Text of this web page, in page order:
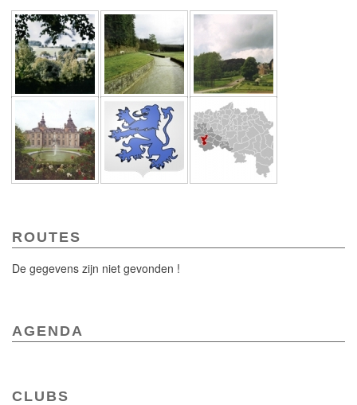
ROUTES
De gegevens zijn niet gevonden !
AGENDA
CLUBS